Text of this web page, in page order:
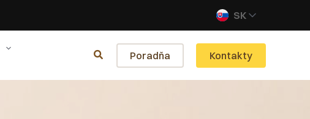
SK
Poradňa Kontakty